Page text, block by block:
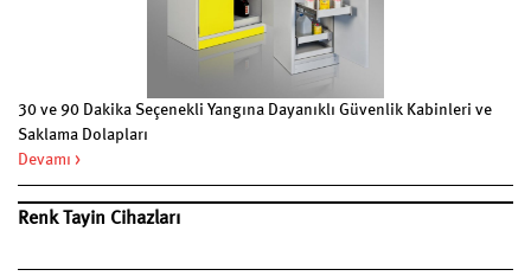
30 ve 90 Dakika Seçenekli Yangına Dayanıklı Güvenlik Kabinleri ve
Saklama Dolapları
Devamı >
Renk Tayin Cihazları